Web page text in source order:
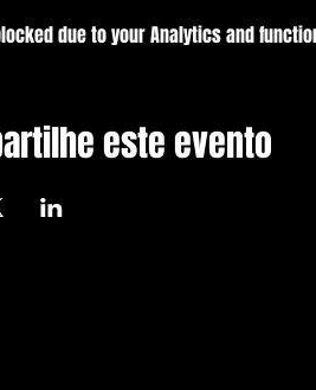
due to your Analytics and
este evento